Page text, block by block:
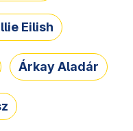
Eilish
Árkay Aladár